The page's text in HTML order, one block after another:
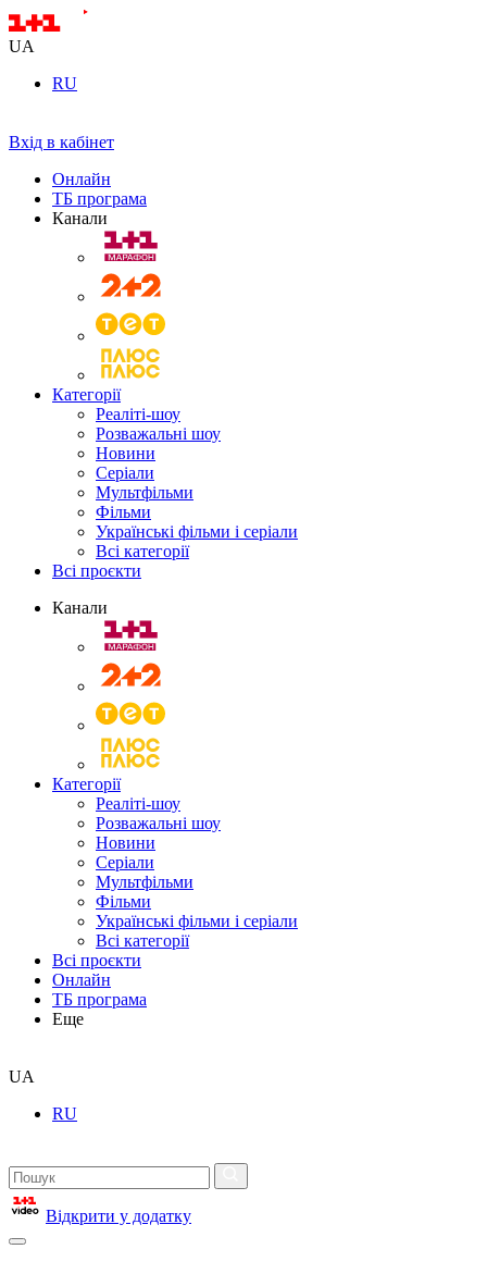
UA
RU
Вхід в кабінет
Онлайн
ТБ програма
Канали
Категорії
Реаліті-шоу
Розважальні шоу
Новини
Серіали
Мультфільми
Фільми
Українські фільми і серіали
Всі категорії
Всі проєкти
Канали
Категорії
Реаліті-шоу
Розважальні шоу
Новини
Серіали
Мультфільми
Фільми
Українські фільми і серіали
Всі категорії
Всі проєкти
Онлайн
ТБ програма
Еще
UA
RU
Відкрити у додатку